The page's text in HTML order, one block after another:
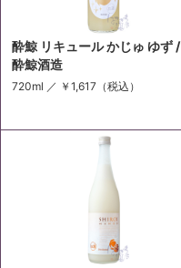
酔鯨 リキュール かじゅ ゆず /
酔鯨酒造
720ml ／ ￥1,617 （税込）